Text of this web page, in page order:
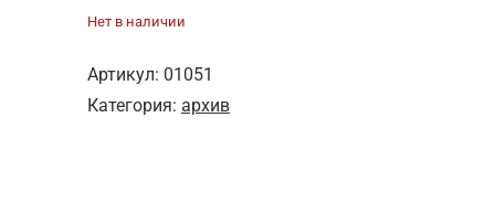
Нет в наличии
Артикул: 01051
Категория: архив